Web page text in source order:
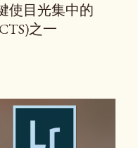
使目光集中的
之一